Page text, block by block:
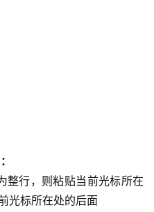
，则粘贴当前光标所在
光标所在处的后面